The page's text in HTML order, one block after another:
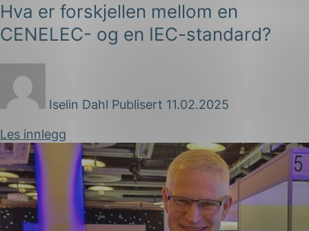
Hva er forskjellen mellom en
CENELEC- og en IEC-standard?
Iselin Dahl Publisert 11.02.2025
Les innlegg